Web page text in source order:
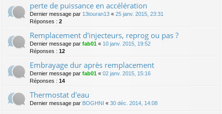
perte de puissance en accélération
Dernier message par 13touran13 « 25 janv. 2015, 23:31
Réponses : 2
Remplacement d'injecteurs, reprog ou pas ?
Dernier message par fab01 « 10 janv. 2015, 19:52
Réponses : 12
Embrayage dur après remplacement
Dernier message par fab01 « 02 janv. 2015, 15:16
Réponses : 14
Thermostat d'eau
Dernier message par BOGHNI « 30 déc. 2014, 14:08